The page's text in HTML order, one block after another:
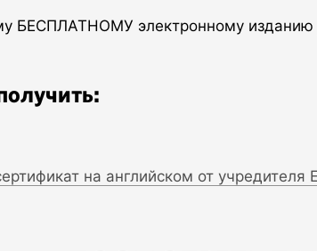
БЕСПЛАТНОМУ электронному изданию
на английском от учредителя